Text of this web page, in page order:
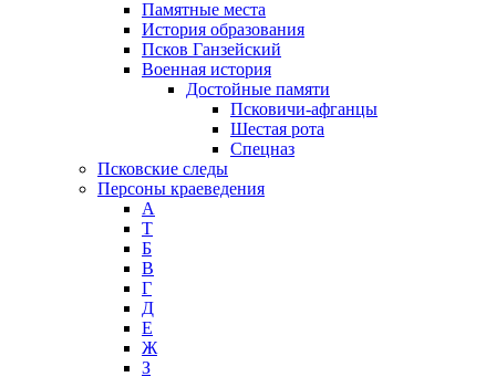
Памятные места
История образования
Псков Ганзейский
Военная история
Достойные памяти
Псковичи-афганцы
Шестая рота
Спецназ
Псковские следы
Персоны краеведения
А
T
Б
В
Г
Д
Е
Ж
З